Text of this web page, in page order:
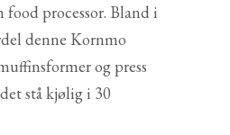
processor. Bland i
denne Kornmo
og press
stå kjølig i 30